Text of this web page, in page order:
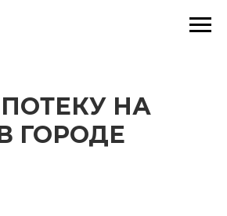
НА
ГОРОДЕ